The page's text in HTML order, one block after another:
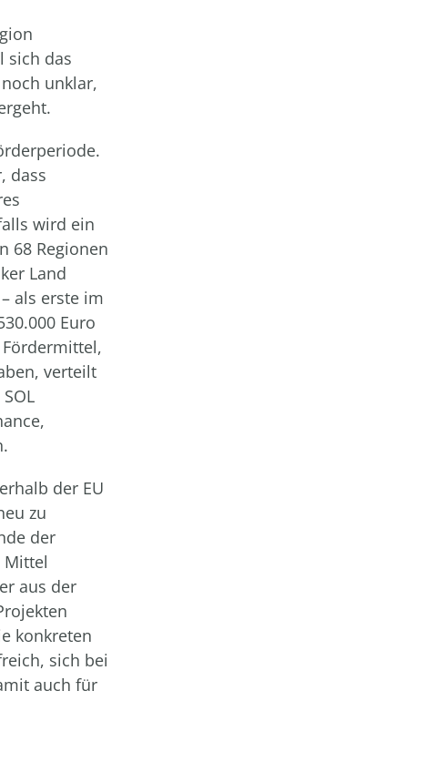
sich das
unklar,
dass
wird ein
68 Regionen
Land
als erste im
Euro
verteilt
der EU
zu
der
Mittel
aus der
konkreten
sich bei
auch für